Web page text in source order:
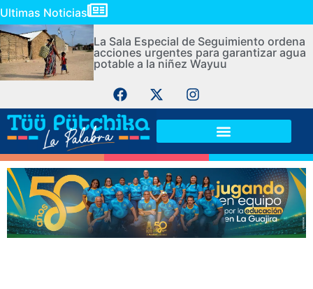
Ultimas Noticias
La Sala Especial de Seguimiento ordena
acciones urgentes para garantizar agua
potable a la niñez Wayuu